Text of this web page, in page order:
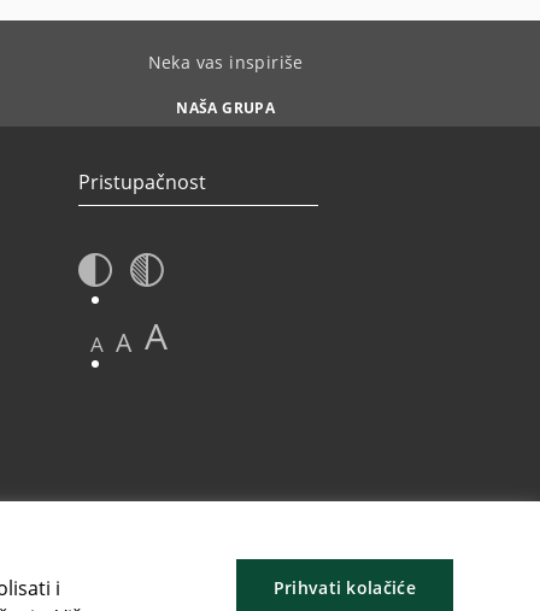
i
Prihvati kolačiće
Neka vas inspiriše
NAŠA GRUPA
Pristupačnost
A A A